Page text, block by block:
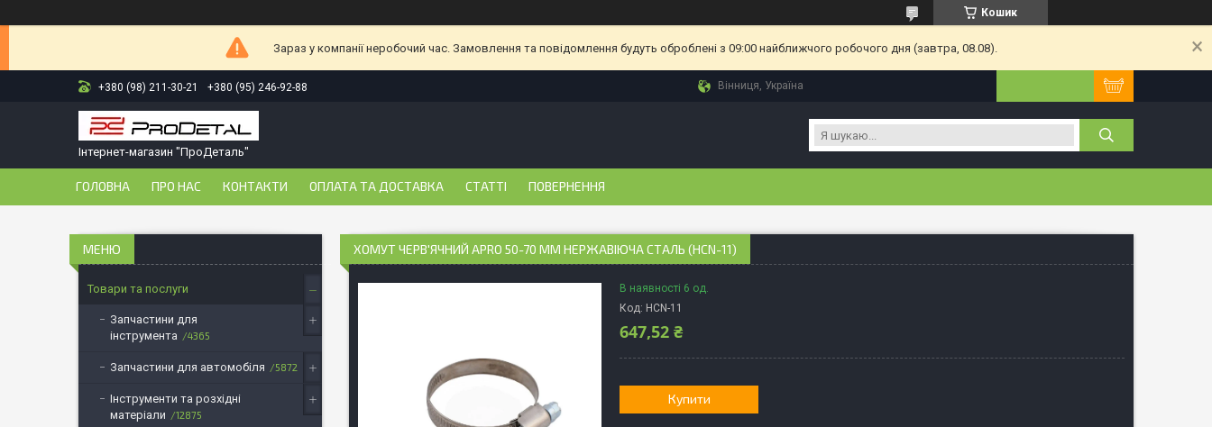
Кошик
Зараз у компанії неробочий час. Замовлення та повідомлення будуть оброблені з 09:00 найближчого робочого дня (завтра, 08.08).
+380 (98) 211-30-21 +380 (95) 246-92-88 Вінниця, Україна
Інтернет-магазин "ПроДеталь"
ГОЛОВНА ПРО НАС КОНТАКТИ ОПЛАТА ТА ДОСТАВКА СТАТТІ ПОВЕРНЕННЯ
ХОМУТ ЧЕРВ'ЯЧНИЙ APRO 50-70 ММ НЕРЖАВІЮЧА СТАЛЬ (HCN-11)
В наявності 6 од.
Код: HCN-11
647,52 ₴
Купити
Товари та послуги
Запчастини для
інструмента
4365
Запчастини для автомобіля 5872
Інструменти та розхідні
матеріали
12875